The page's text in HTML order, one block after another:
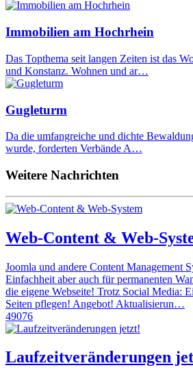
Immobilien am Hochrhein
Das Topthema seit langen Zeiten ist das
und Konstanz. Wohnen und ar…
Gugleturm
Da die umfangreiche und dichte
wurde, forderten Verbände A…
Weitere Nachrichten
Web-Content & Web-
Joomla und andere Content Management
Einfachheit aber auch für permanenten
die eigene Webseite! Trotz Social Media:
Seiten pflegen! Angebot! Aktualisierun…
49076
Laufzeitveränderungen